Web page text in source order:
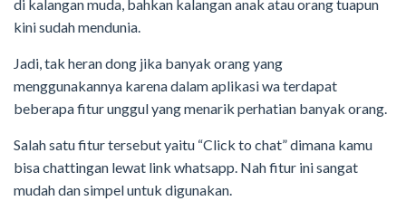
di kalangan muda, bahkan kalangan anak atau orang tuapun
kini sudah mendunia.
Jadi, tak heran dong jika banyak orang yang
menggunakannya karena dalam aplikasi wa terdapat
beberapa fitur unggul yang menarik perhatian banyak orang.
Salah satu fitur tersebut yaitu “Click to chat” dimana kamu
bisa chattingan lewat link whatsapp. Nah fitur ini sangat
mudah dan simpel untuk digunakan.